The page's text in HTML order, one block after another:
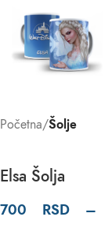
Početna Šolje
Elsa Šolja
700 RSD –